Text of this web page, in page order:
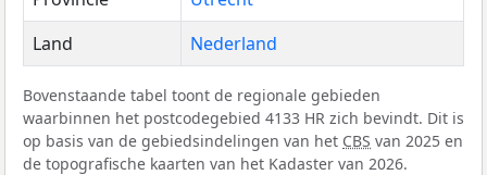
Land
Nederland
Bovenstaande tabel toont de regionale gebieden
waarbinnen het postcodegebied 4133 HR zich bevindt. Dit is
op basis van de gebiedsindelingen van het CBS van 2025 en
de topografische kaarten van het Kadaster van 2026.